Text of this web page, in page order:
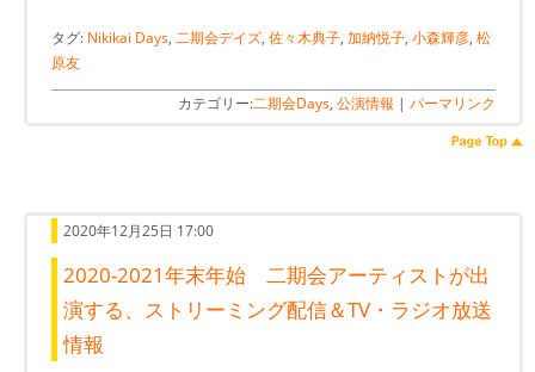
タグ: Nikikai Days, 二期会デイズ, 佐々木典子, 加納悦子, 小森輝彦, 松
原友
カテゴリー:二期会Days, 公演情報 | パーマリンク
2020年12月25日 17:00
2020-2021年末年始 二期会アーティストが出
演する、ストリーミング配信＆TV・ラジオ放送
情報